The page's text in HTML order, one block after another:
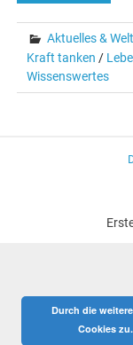
Aktuelles &
Kraft tanken /
Wissenswertes
Durch die
Cookies